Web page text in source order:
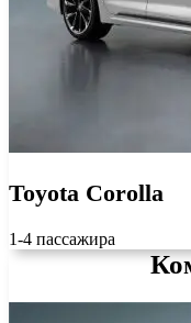
Toyota Corolla
1-4 пассажира